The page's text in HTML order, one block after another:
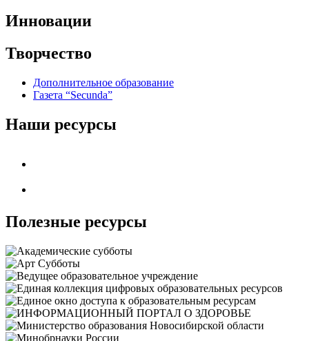
Инновации
Творчество
Дополнительное образование
Газета “Secunda”
Наши ресурсы
Полезные ресурсы